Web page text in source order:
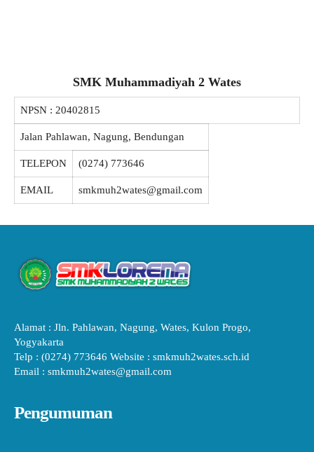
SMK Muhammadiyah 2 Wates
NPSN : 20402815
Jalan Pahlawan, Nagung, Bendungan
TELEPON (0274) 773646
EMAIL smkmuh2wates@gmail.com
Alamat : Jln. Pahlawan, Nagung, Wates, Kulon Progo,
Yogyakarta
Telp : (0274) 773646 Website : smkmuh2wates.sch.id
Email : smkmuh2wates@gmail.com
Pengumuman